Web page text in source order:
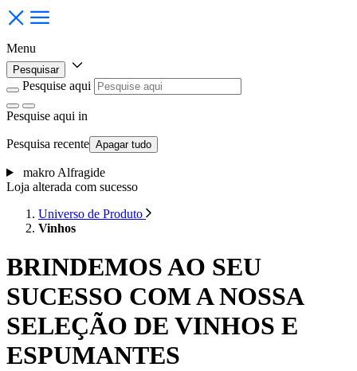
Menu
Pesquisar
Pesquise aqui
Pesquise aqui in
Pesquisa recente Apagar tudo
makro Alfragide
Loja alterada com sucesso
Universo de Produto
Vinhos
BRINDEMOS AO SEU
SUCESSO COM A NOSSA
SELEÇÃO DE VINHOS E
ESPUMANTES